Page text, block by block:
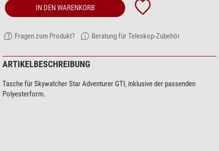
IN DEN WARENKORB
Fragen zum Produkt? Beratung für Teleskop-Zubehör
ARTIKELBESCHREIBUNG
Tasche für Skywatcher Star Adventurer GTI, inklusive der passenden
Polyesterform.